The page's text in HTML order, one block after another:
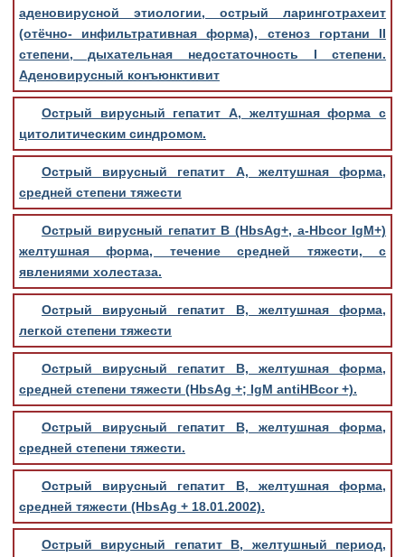
аденовирусной этиологии, острый ларинготрахеит
(отёчно- инфильтративная форма), стеноз гортани II
степени, дыхательная недостаточность I степени.
Аденовирусный конъюнктивит
Острый вирусный гепатит А, желтушная форма с
цитолитическим синдромом.
Острый вирусный гепатит А, желтушная форма,
средней степени тяжести
Острый вирусный гепатит В (HbsAg+, a-Hbcor IgM+)
желтушная форма, течение средней тяжести, с
явлениями холестаза.
Острый вирусный гепатит В, желтушная форма,
легкой степени тяжести
Острый вирусный гепатит В, желтушная форма,
средней степени тяжести (HbsAg +; IgM antiHBcor +).
Острый вирусный гепатит В, желтушная форма,
средней степени тяжести.
Острый вирусный гепатит В, желтушная форма,
средней тяжести (HbsAg + 18.01.2002).
Острый вирусный гепатит В, желтушный период,